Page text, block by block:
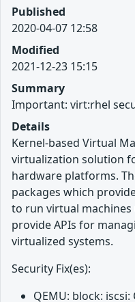
Published
2020-04-07 12:58
Modified
2021-12-23 15:15
Summary
Important: virt:rhel
Details
Kernel-based Virtual
virtualization solution
hardware platforms.
packages which
to run virtual machines
provide APIs for
virtualized systems.
Security Fix(es):
QEMU: block: iscsi: